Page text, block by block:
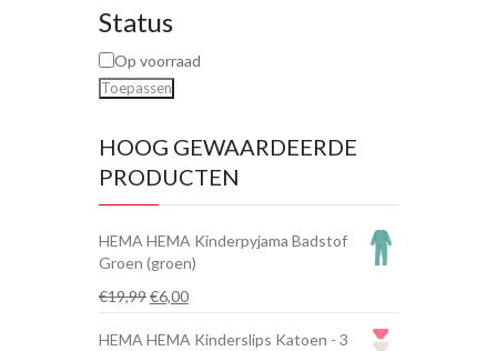
Status
Op voorraad
Toepassen
HOOG GEWAARDEERDE
PRODUCTEN
HEMA HEMA Kinderpyjama Badstof
Groen (groen)
€19,99Oorspronkelijke
was:
€6,00Huidige
is:
HEMA HEMA Kinderslips Katoen - 3